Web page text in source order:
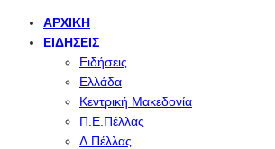
ΑΡΧΙΚΉ
ΕΙΔΉΣΕΙΣ
Ειδήσεις
Ελλάδα
Κεντρική Μακεδονία
Π.Ε.Πέλλας
Δ.Πέλλας